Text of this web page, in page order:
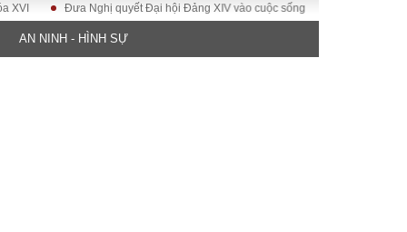
Đưa Nghị quyết Đại hội Đảng XIV vào cuộc sống Hướng tới Đại hội đại
AN NINH - HÌNH SỰ